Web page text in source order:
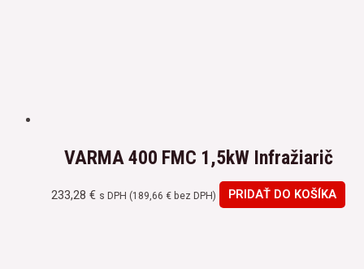
VARMA 400 FMC 1,5kW Infražiarič
233,28€ s DPH (189,66€ bez DPH) PRIDAŤ DO KOŠÍKA